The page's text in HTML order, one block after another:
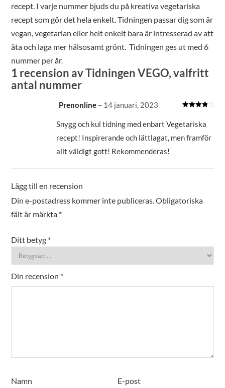
recept. I varje nummer bjuds du på kreativa vegetariska
recept som gör det hela enkelt. Tidningen passar dig som är
vegan, vegetarian eller helt enkelt bara är intresserad av att
äta och laga mer hälsosamt grönt. Tidningen ges ut med 6
nummer per år.
1 recension avTidningen VEGO, valfritt
antal nummer
Prenonline – 14 januari, 2023
Snygg och kul tidning med enbart Vegetariska
recept! Inspirerande och lättlagat, men framför
allt väldigt gott! Rekommenderas!
Lägg till en recension
Din e-postadress kommer inte publiceras.Obligatoriska
fält är märkta *
Ditt betyg *
Din recension *
Namn E-post